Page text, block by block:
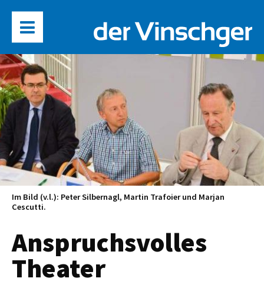
Im Bild (v.l.): Peter Silbernagl, Martin Trafoier und Marjan
Cescutti.
Anspruchsvolles
Theater